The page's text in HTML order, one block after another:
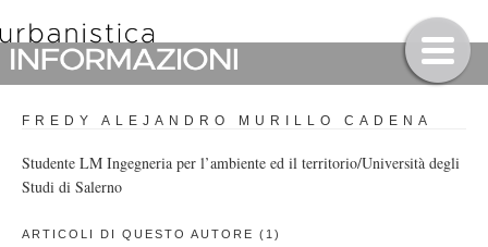
FREDY ALEJANDRO MURILLO CADENA
Studente LM Ingegneria per l’ambiente ed il territorio/Università degli
Studi di Salerno
ARTICOLI DI QUESTO AUTORE (1)